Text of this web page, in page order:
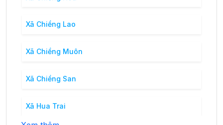
Xã Chiềng Lao
Xã Chiềng Muôn
Xã Chiềng San
Xã Hua Trai